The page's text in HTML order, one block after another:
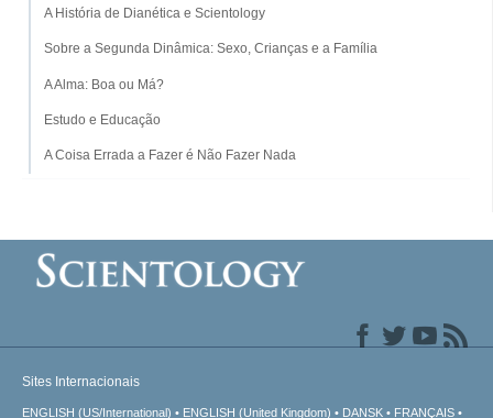
A História de Dianética e Scientology
Sobre a Segunda Dinâmica: Sexo, Crianças e a Família
A Alma: Boa ou Má?
Estudo e Educação
A Coisa Errada a Fazer é Não Fazer Nada
Sites Internacionais
ENGLISH (US/International) ENGLISH (United Kingdom) DANSK FRANÇAIS